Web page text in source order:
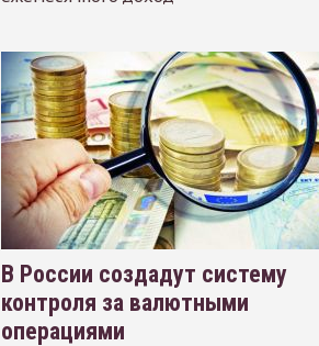
В России создадут систему
контроля за валютными
операциями